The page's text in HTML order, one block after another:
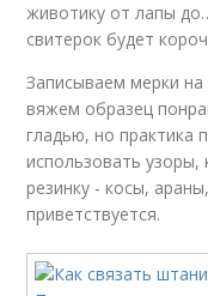
животику от лапы
свитерок будет
Записываем мерки
вяжем образец
гладью, но практика
использовать
резинку - косы,
приветствуется.